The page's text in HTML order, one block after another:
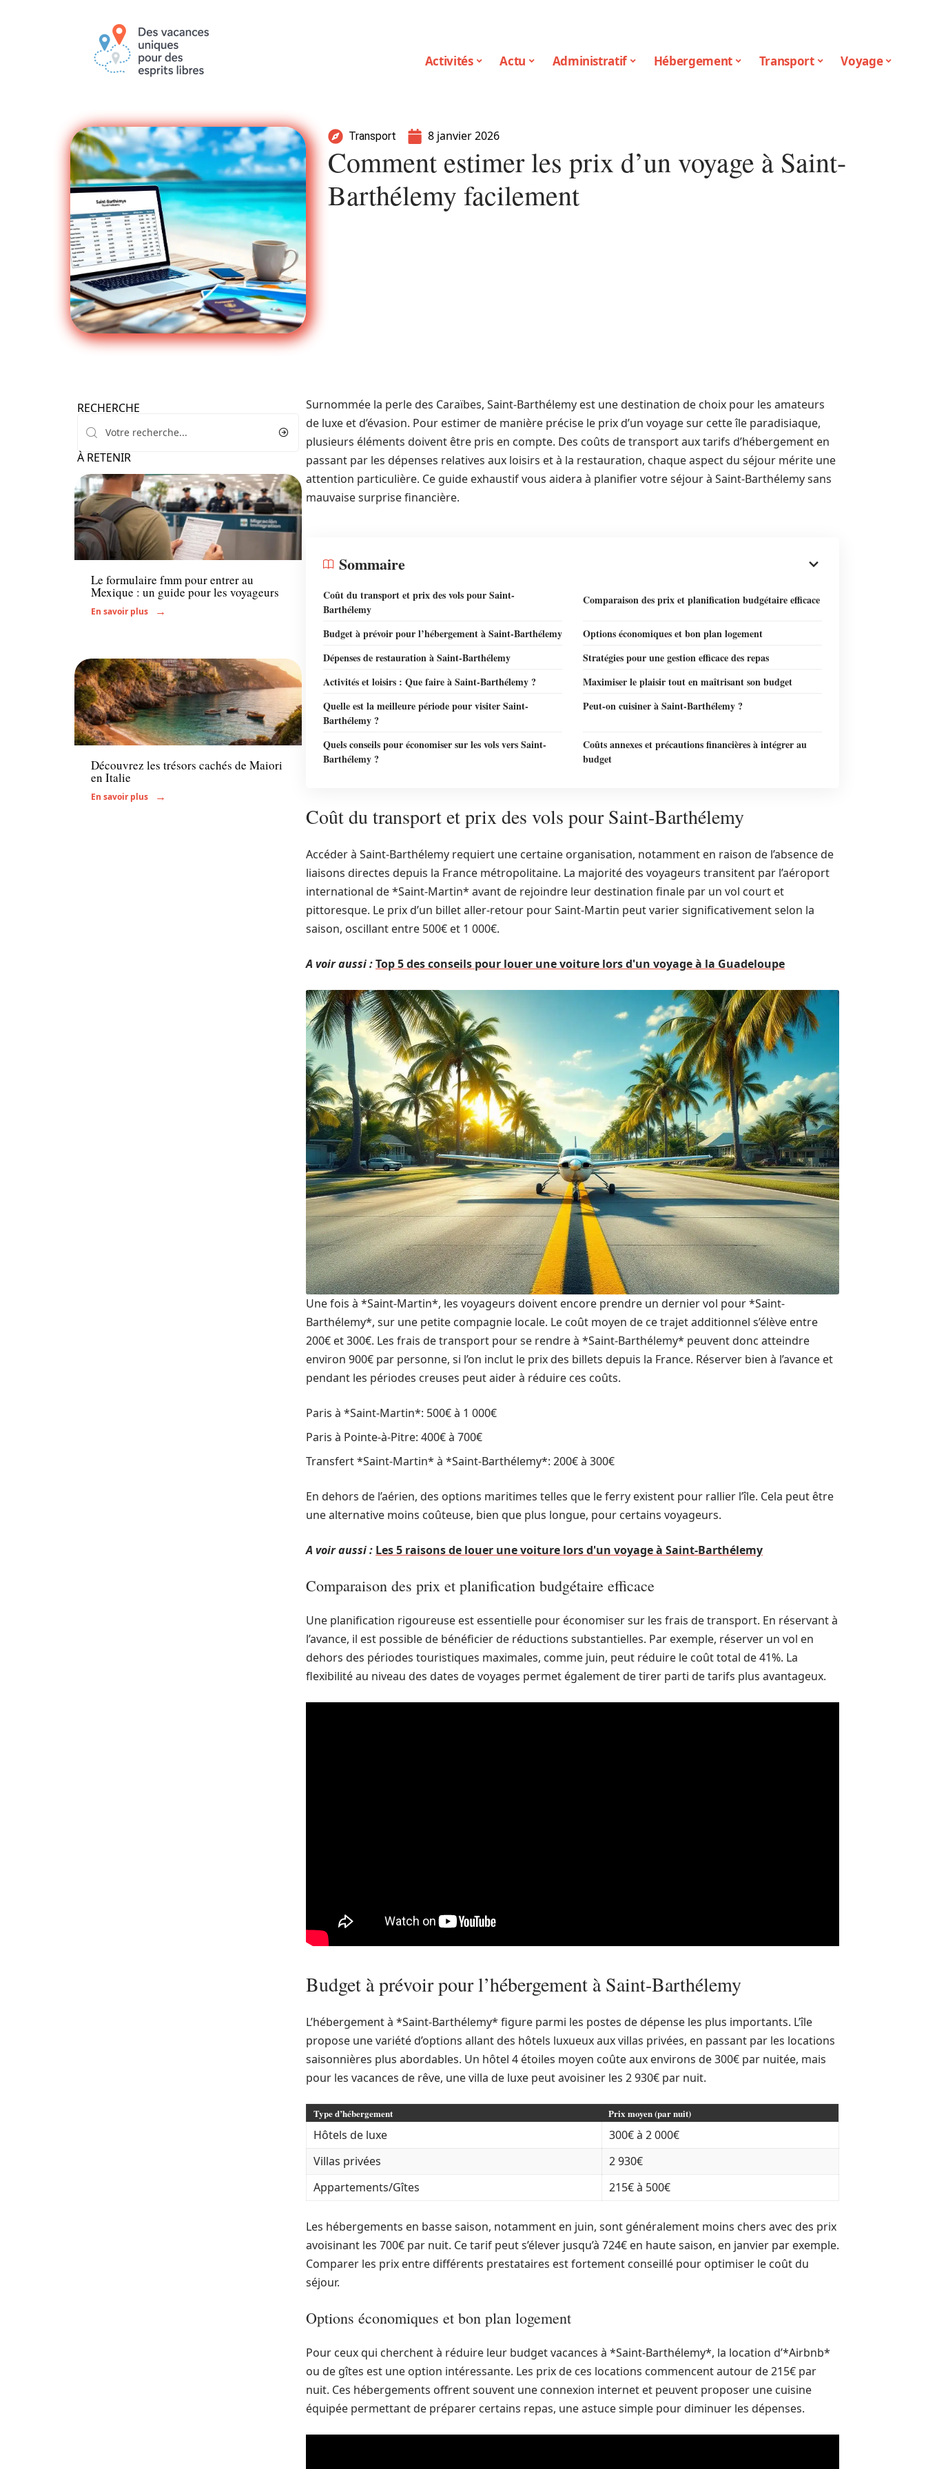
Activités Actu Administratif Hébergement Transport Voyage
Transport 8 janvier 2026
Comment estimer les prix d’un voyage à Saint-
Barthélemy facilement
RECHERCHE
À RETENIR
Administratif
Le formulaire fmm pour entrer au
Mexique : un guide pour les voyageurs
En savoir plus
Voyage
Découvrez les trésors cachés de Maiori
en Italie
En savoir plus
Surnommée la perle des Caraïbes, Saint-Barthélemy est une destination de choix pour les amateurs
de luxe et d’évasion. Pour estimer de manière précise le prix d’un voyage sur cette île paradisiaque,
plusieurs éléments doivent être pris en compte. Des coûts de transport aux tarifs d’hébergement en
passant par les dépenses relatives aux loisirs et à la restauration, chaque aspect du séjour mérite une
attention particulière. Ce guide exhaustif vous aidera à planifier votre séjour à Saint-Barthélemy sans
mauvaise surprise financière.
Sommaire
Coût du transport et prix des vols pour Saint-
Barthélemy
Comparaison des prix et planification budgétaire efficace
Budget à prévoir pour l’hébergement à Saint-Barthélemy
Options économiques et bon plan logement
Dépenses de restauration à Saint-Barthélemy
Stratégies pour une gestion efficace des repas
Activités et loisirs : Que faire à Saint-Barthélemy ?
Maximiser le plaisir tout en maîtrisant son budget
Quelle est la meilleure période pour visiter Saint-
Barthélemy ?
Peut-on cuisiner à Saint-Barthélemy ?
Quels conseils pour économiser sur les vols vers Saint-
Barthélemy ?
Coûts annexes et précautions financières à intégrer au
budget
Coût du transport et prix des vols pour Saint-Barthélemy
Accéder à Saint-Barthélemy requiert une certaine organisation, notamment en raison de l’absence de
liaisons directes depuis la France métropolitaine. La majorité des voyageurs transitent par l’aéroport
international de *Saint-Martin* avant de rejoindre leur destination finale par un vol court et
pittoresque. Le prix d’un billet aller-retour pour Saint-Martin peut varier significativement selon la
saison, oscillant entre 500€ et 1 000€.
A voir aussi :Top 5 des conseils pour louer une voiture lors d'un voyage à la Guadeloupe
Une fois à *Saint-Martin*, les voyageurs doivent encore prendre un dernier vol pour *Saint-
Barthélemy*, sur une petite compagnie locale. Le coût moyen de ce trajet additionnel s’élève entre
200€ et 300€. Les frais de transport pour se rendre à *Saint-Barthélemy* peuvent donc atteindre
environ 900€ par personne, si l’on inclut le prix des billets depuis la France. Réserver bien à l’avance et
pendant les périodes creuses peut aider à réduire ces coûts.
Paris à *Saint-Martin*: 500€ à 1 000€
Paris à Pointe-à-Pitre: 400€ à 700€
Transfert *Saint-Martin* à *Saint-Barthélemy*: 200€ à 300€
En dehors de l’aérien, des options maritimes telles que le ferry existent pour rallier l’île. Cela peut être
une alternative moins coûteuse, bien que plus longue, pour certains voyageurs.
A voir aussi : Les 5 raisons de louer une voiture lors d'un voyage à Saint-Barthélemy
Comparaison des prix et planification budgétaire efficace
Une planification rigoureuse est essentielle pour économiser sur les frais de transport. En réservant à
l’avance, il est possible de bénéficier de réductions substantielles. Par exemple, réserver un vol en
dehors des périodes touristiques maximales, comme juin, peut réduire le coût total de 41%. La
flexibilité au niveau des dates de voyages permet également de tirer parti de tarifs plus avantageux.
Budget à prévoir pour l’hébergement à Saint-Barthélemy
L’hébergement à *Saint-Barthélemy* figure parmi les postes de dépense les plus importants. L’île
propose une variété d’options allant des hôtels luxueux aux villas privées, en passant par les locations
saisonnières plus abordables. Un hôtel 4 étoiles moyen coûte aux environs de 300€ par nuitée, mais
pour les vacances de rêve, une villa de luxe peut avoisiner les 2 930€ par nuit.
Type d’hébergement Prix moyen (par nuit)
Hôtels de luxe
300€ à 2 000€
Villas privées
2 930€
Appartements/Gîtes
215€ à 500€
Les hébergements en basse saison, notamment en juin, sont généralement moins chers avec des prix
avoisinant les 700€ par nuit. Ce tarif peut s’élever jusqu’à 724€ en haute saison, en janvier par exemple.
Comparer les prix entre différents prestataires est fortement conseillé pour optimiser le coût du
séjour.
Options économiques et bon plan logement
Pour ceux qui cherchent à réduire leur budget vacances à *Saint-Barthélemy*, la location d’*Airbnb*
ou de gîtes est une option intéressante. Les prix de ces locations commencent autour de 215€ par
nuit. Ces hébergements offrent souvent une connexion internet et peuvent proposer une cuisine
équipée permettant de préparer certains repas, une astuce simple pour diminuer les dépenses.